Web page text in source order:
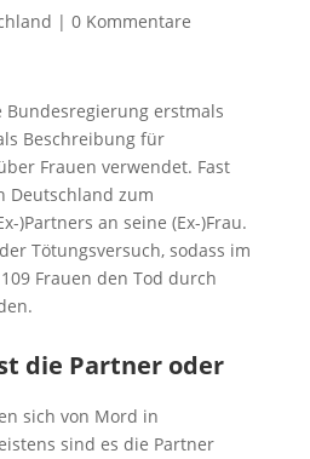
| 0 Kommentare
Bundesregierung erstmals
Beschreibung für
Frauen verwendet. Fast
Deutschland zum
)Partners an seine (Ex-)Frau.
Tötungsversuch, sodass im
Frauen den Tod durch
die Partner oder
sich von Mord in
sind es die Partner